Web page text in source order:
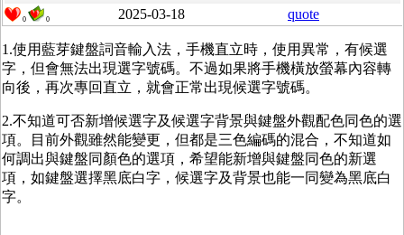
0 0 2025-03-18 quote
1.使用藍芽鍵盤詞音輸入法，手機直立時，使用異常，有候選
字，但會無法出現選字號碼。不過如果將手機橫放螢幕內容轉
向後，再次專回直立，就會正常出現候選字號碼。
2.不知道可否新增候選字及候選字背景與鍵盤外觀配色同色的選
項。目前外觀雖然能變更，但都是三色編碼的混合，不知道如
何調出與鍵盤同顏色的選項，希望能新增與鍵盤同色的新選
項，如鍵盤選擇黑底白字，候選字及背景也能一同變為黑底白
字。